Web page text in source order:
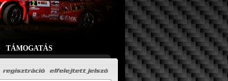
TÁMOGATÁS